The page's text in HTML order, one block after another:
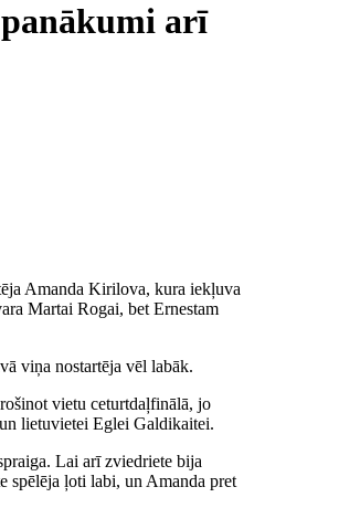
arī
Amanda Kirilova, kura iekļuva
Martai Rogai, bet Ernestam
viņa nostartēja vēl labāk.
vietu ceturtdaļfinālā, jo
lietuvietei Eglei Galdikaitei.
Lai arī zviedriete bija
spēlēja ļoti labi, un Amanda pret